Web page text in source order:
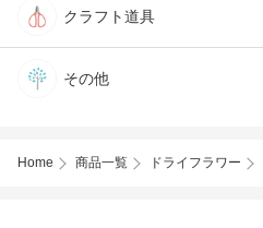
クラフト道具
その他
Home 商品一覧 ドライフラワー